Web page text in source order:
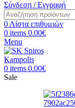
Σύνδεση / Εγγραφή
0 Λίστα επιθυμιών
0 items 0.00€
Menu
0 items 0.00€
Sale